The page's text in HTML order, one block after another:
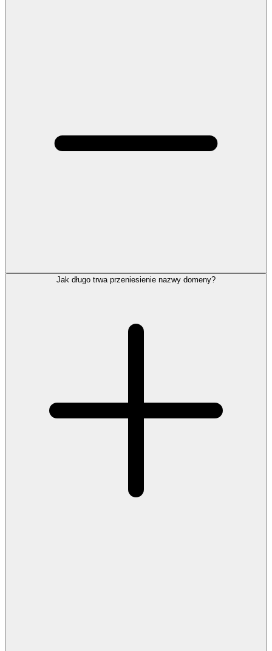
Jak długo trwa przeniesienie nazwy domeny?